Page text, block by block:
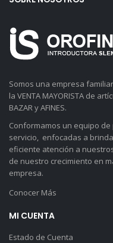
Somos una empresa
la VENTA MAYORISTA de
BAZAR y AFINES.
Conformamos un equipo
servicio, enfocadas a
eficiente atención a
de nuestro crecimiento en
empresa.
Conocer Más
MI CUENTA
Estado de Cuenta